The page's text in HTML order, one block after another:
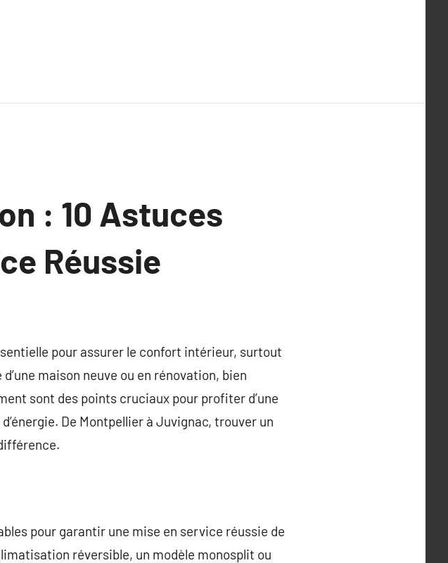
: 10 Astuces
Réussie
pour assurer le confort intérieur, surtout
maison neuve ou en rénovation, bien
sont des points cruciaux pour profiter d’une
De Montpellier à Juvignac, trouver un
pour garantir une mise en service réussie de
réversible, un modèle monosplit ou